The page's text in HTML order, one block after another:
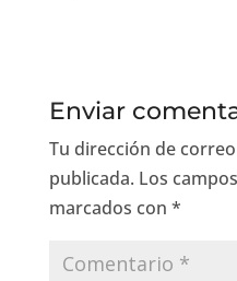
Enviar
Tu dirección de
publicada. Los
marcados con *